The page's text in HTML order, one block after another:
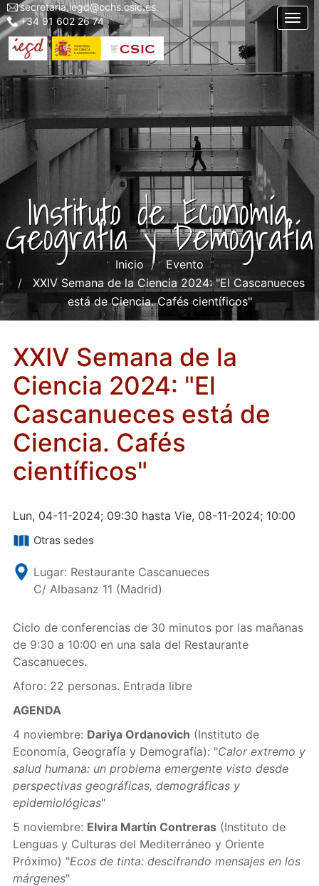
Pasar
al
contenido
principal
Menu
top
left
iegd
secretaria.iegd@cchs.csic.es
+34 91 602 26 74
Instituto de Economía,
Geografía y Demografía
Inicio
Evento
XXIV Semana de la Ciencia 2024: "El Cascanueces
está de Ciencia. Cafés científicos"
XXIV Semana de la
Ciencia 2024: "El
Cascanueces está de
Ciencia. Cafés
científicos"
Lun, 04-11-2024; 09:30 hasta Vie, 08-11-2024; 10:00
Otras sedes
Lugar: Restaurante Cascanueces
C/ Albasanz 11 (Madrid)
Ciclo de conferencias de 30 minutos por las mañanas
de 9:30 a 10:00 en una sala del Restaurante
Cascanueces.
Aforo: 22 personas. Entrada libre
AGENDA
4 noviembre: Dariya Ordanovich (Instituto de
Economía, Geografía y Demografía): "Calor extremo y
salud humana: un problema emergente visto desde
perspectivas geográficas, demográficas y
epidemiológicas"
5 noviembre: Elvira Martín Contreras(Instituto de
Lenguas y Culturas del Mediterráneo y Oriente
Próximo) "Ecos de tinta: descifrando mensajes en los
márgenes"